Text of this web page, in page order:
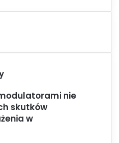
nie
skutków
w